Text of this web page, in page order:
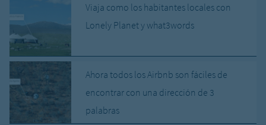
Viaja como los habitantes locales con
Lonely Planet y what3words
Ahora todos los Airbnb son fáciles de
encontrar con una dirección de 3
palabras